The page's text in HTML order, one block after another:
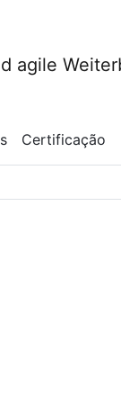
Certificação